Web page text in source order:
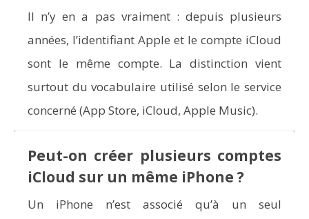
Il n’y en a pas vraiment : depuis plusieurs
années, l’identifiant Apple et le compte iCloud
sont le même compte. La distinction vient
surtout du vocabulaire utilisé selon le service
concerné (App Store, iCloud, Apple Music).
Peut-on créer plusieurs comptes
iCloud sur un même iPhone ?
Un iPhone n’est associé qu’à un seul